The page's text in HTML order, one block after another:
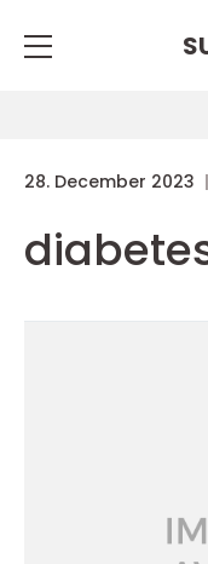
28. December 2023